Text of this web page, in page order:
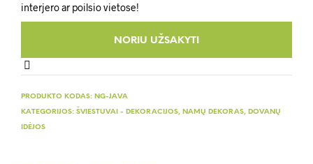
interjero ar poilsio vietose!
PRODUKTO KODAS: NG-JAVA
KATEGORIJOS: ŠVIESTUVAI - DEKORACIJOS, NAMŲ DEKORAS, DOVANŲ
IDĖJOS